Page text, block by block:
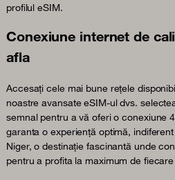
profilul eSIM.
Conexiune internet de
afla
Accesați cele mai bune rețele
noastre avansate eSIM-ul dvs.
semnal pentru a vă oferi o conexiune
garanta o experiență optimă,
Niger, o destinație fascinantă unde
pentru a profita la maximum de